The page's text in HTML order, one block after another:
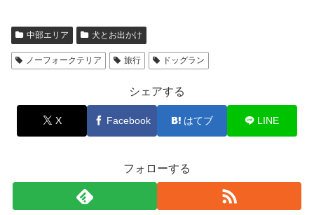
中部エリア 犬とお出かけ
ノーフォークテリア 旅行 ドッグラン
シェアする
X Facebook はてブ LINE
フォローする